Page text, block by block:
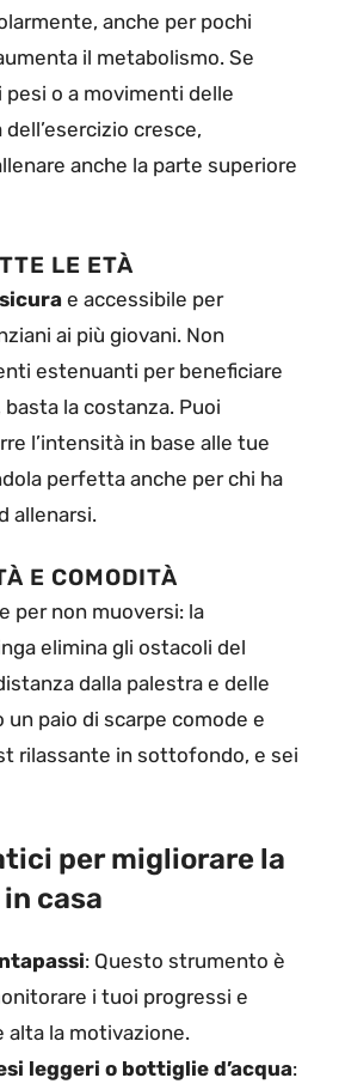
anche per pochi
il metabolismo. Se
pesi o a movimenti delle
dell’esercizio cresce,
anche la parte superiore
LE ETÀ
sicura e accessibile per
ai più giovani. Non
estenuanti per beneficiare
la costanza. Puoi
l’intensità in base alle tue
perfetta anche per chi ha
allenarsi.
E COMODITÀ
per non muoversi: la
elimina gli ostacoli del
dalla palestra e delle
un paio di scarpe comode e
rilassante in sottofondo, e sei
per migliorare la
casa
: Questo strumento è
i tuoi progressi e
alta la motivazione.
leggeri o bottiglie d’acqua: